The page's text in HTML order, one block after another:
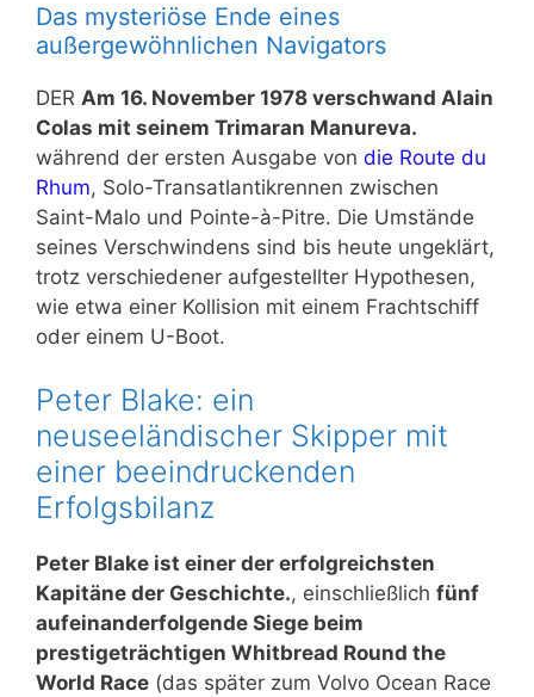
Das mysteriöse Ende eines
außergewöhnlichen Navigators
DER Am 16. November 1978 verschwand Alain
Colas mit seinem Trimaran Manureva.
während der ersten Ausgabe von die Route du
Rhum, Solo-Transatlantikrennen zwischen
Saint-Malo und Pointe-à-Pitre. Die Umstände
seines Verschwindens sind bis heute ungeklärt,
trotz verschiedener aufgestellter Hypothesen,
wie etwa einer Kollision mit einem Frachtschiff
oder einem U-Boot.
Peter Blake: ein
neuseeländischer Skipper mit
einer beeindruckenden
Erfolgsbilanz
Peter Blake ist einer der erfolgreichsten
Kapitäne der Geschichte., einschließlich fünf
aufeinanderfolgende Siege beim
prestigeträchtigen Whitbread Round the
World Race (das später zum Volvo Ocean Race